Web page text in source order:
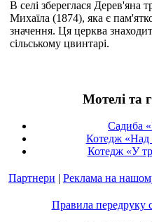
В селі збереглася Дерев'яна
Михаїла (1874), яка є
значення. Ця церква
сільському цвинтарі.
Мотелі та
Садиба
Котедж «Над
Котедж «У
Партнери | Реклама на
Правила передруку